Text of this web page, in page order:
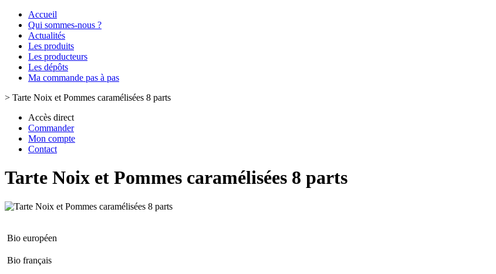
Accueil
Qui sommes-nous ?
Actualités
Les produits
Les producteurs
Les dépôts
Ma commande pas à pas
> Tarte Noix et Pommes caramélisées 8 parts
Accès direct
Commander
Mon compte
Contact
Tarte Noix et Pommes caramélisées 8 parts
Bio européen
Bio français